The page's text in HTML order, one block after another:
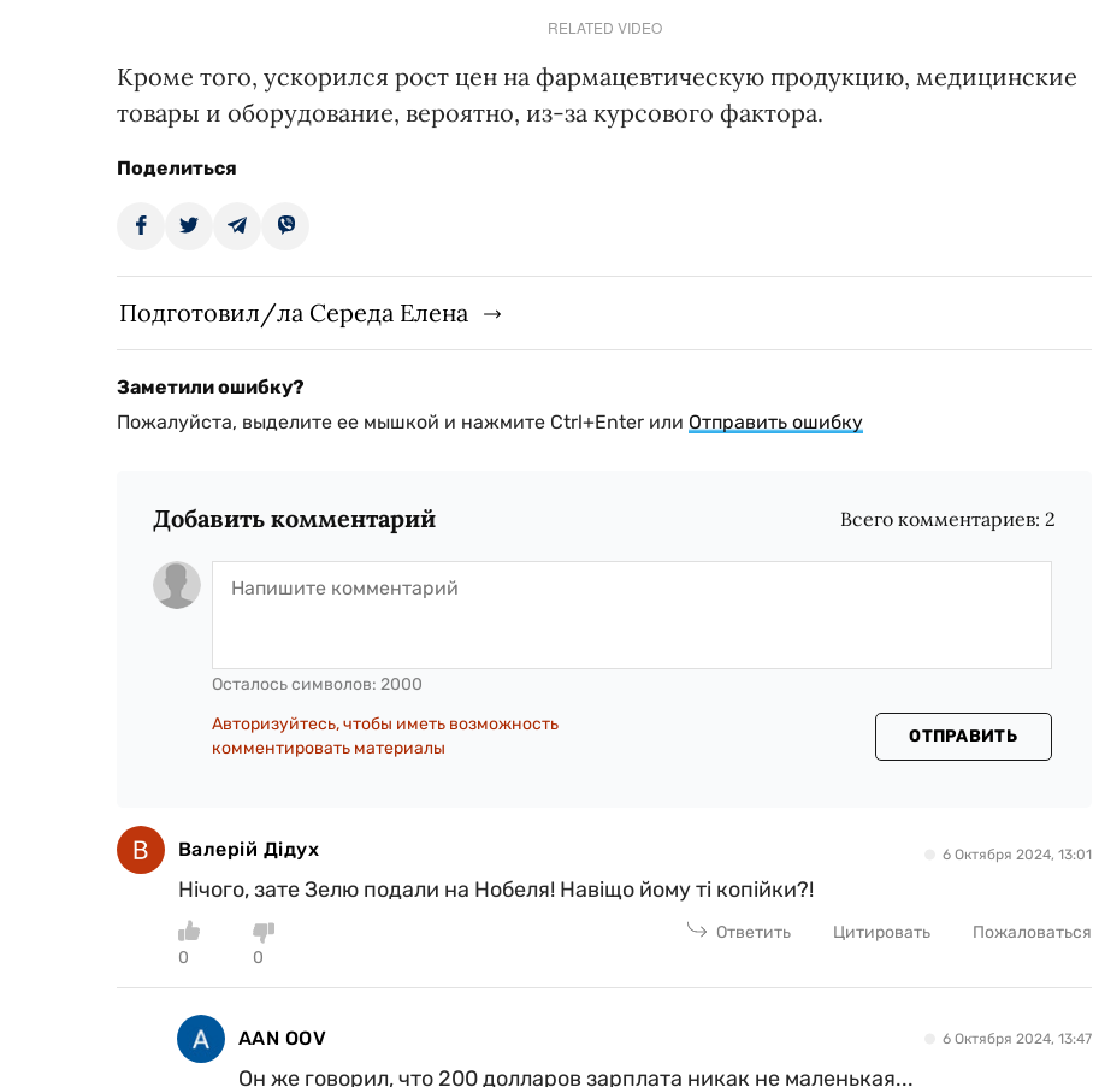
RELATED VIDEO
Кроме того, ускорился рост цен на фармацевтическую продукцию, медицинские
товары и оборудование, вероятно, из-за курсового фактора.
Поделиться
Подготовил/ла Середа Елена
Заметили ошибку?
Пожалуйста, выделите ее мышкой и нажмите Ctrl+Enter или Отправить ошибку
Добавить комментарий Всего комментариев:2
Осталось символов: 2000
Авторизуйтесь, чтобы иметь возможность
комментировать материалы
ОТПРАВИТЬ
Валерій Дідух 6 Октября 2024, 13:01
Нічого, зате Зелю подали на Нобеля! Навіщо йому ті копійки?!
0 0
Ответить Цитировать Пожаловаться
AAN OOV 6 Октября 2024, 13:47
Он же говорил, что 200 долларов зарплата никак не маленькая...